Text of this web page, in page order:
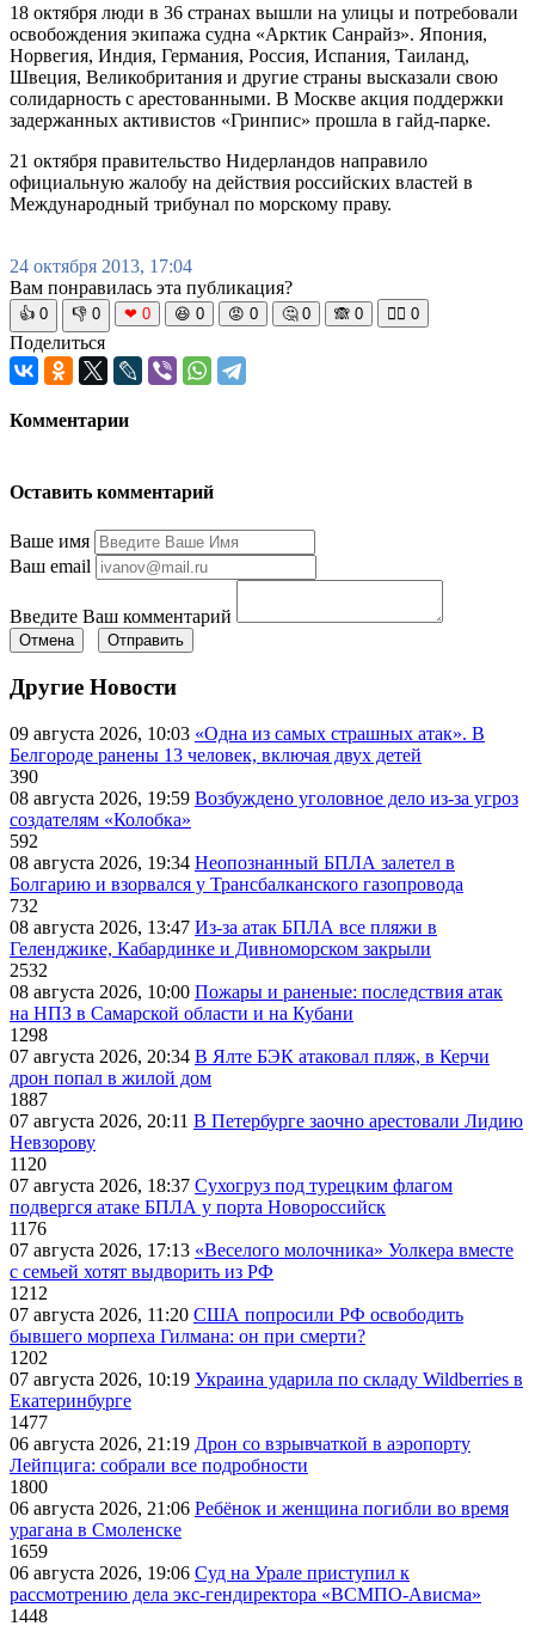
18 октября люди в 36 странах вышли на улицы и потребовали
освобождения экипажа судна «Арктик Санрайз». Япония,
Норвегия, Индия, Германия, Россия, Испания, Таиланд,
Швеция, Великобритания и другие страны высказали свою
солидарность с арестованными. В Москве акция поддержки
задержанных активистов «Гринпис» прошла в гайд-парке.
21 октября правительство Нидерландов направило
официальную жалобу на действия российских властей в
Международный трибунал по морскому праву.
24 октября 2013, 17:04
Вам понравилась эта публикация?
👍 0 👎 0 ❤ 0 😆 0 😡 0 🤔 0 🙈 0 🧘‍♀️ 0
Поделиться
Комментарии
Оставить комментарий
Ваше имя
Ваш email
Введите Ваш комментарий
Отмена Отправить
Другие Новости
09 августа 2026, 10:03 «Одна из самых страшных атак». В
Белгороде ранены 13 человек, включая двух детей
390
08 августа 2026, 19:59 Возбуждено уголовное дело из-за угроз
создателям «Колобка»
592
08 августа 2026, 19:34 Неопознанный БПЛА залетел в
Болгарию и взорвался у Трансбалканского газопровода
732
08 августа 2026, 13:47 Из-за атак БПЛА все пляжи в
Геленджике, Кабардинке и Дивноморском закрыли
2532
08 августа 2026, 10:00 Пожары и раненые: последствия атак
на НПЗ в Самарской области и на Кубани
1298
07 августа 2026, 20:34 В Ялте БЭК атаковал пляж, в Керчи
дрон попал в жилой дом
1887
07 августа 2026, 20:11 В Петербурге заочно арестовали Лидию
Невзорову
1120
07 августа 2026, 18:37 Сухогруз под турецким флагом
подвергся атаке БПЛА у порта Новороссийск
1176
07 августа 2026, 17:13 «Веселого молочника» Уолкера вместе
с семьей хотят выдворить из РФ
1212
07 августа 2026, 11:20 США попросили РФ освободить
бывшего морпеха Гилмана: он при смерти?
1202
07 августа 2026, 10:19 Украина ударила по складу Wildberries в
Екатеринбурге
1477
06 августа 2026, 21:19 Дрон со взрывчаткой в аэропорту
Лейпцига: собрали все подробности
1800
06 августа 2026, 21:06 Ребёнок и женщина погибли во время
урагана в Смоленске
1659
06 августа 2026, 19:06 Суд на Урале приступил к
рассмотрению дела экс-гендиректора «ВСМПО-Ависма»
1448